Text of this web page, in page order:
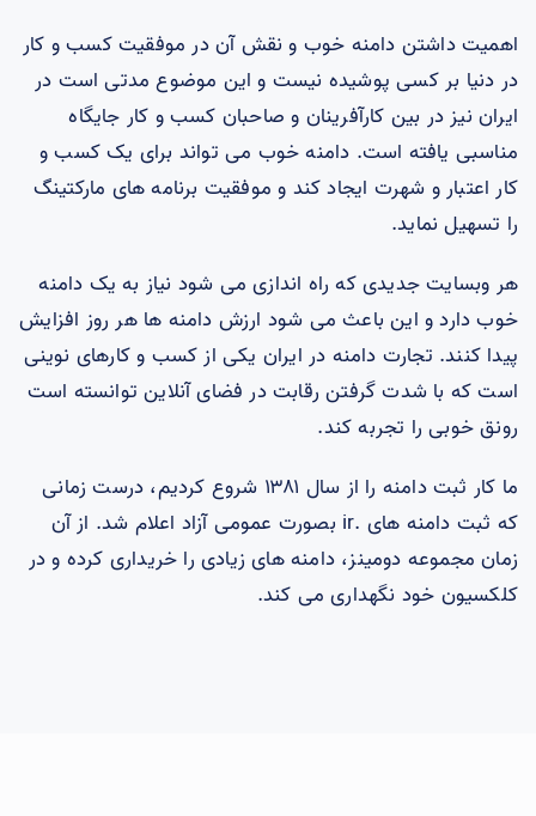
اهمیت داشتن دامنه خوب و نقش آن در موفقیت کسب و کار
در دنیا بر کسی پوشیده نیست و این موضوع مدتی است در
ایران نیز در بین کارآفرینان و صاحبان کسب و کار جایگاه
مناسبی یافته است. دامنه خوب می تواند برای یک کسب و
کار اعتبار و شهرت ایجاد کند و موفقیت برنامه های مارکتینگ
را تسهیل نماید.
هر وبسایت جدیدی که راه اندازی می شود نیاز به یک دامنه
خوب دارد و این باعث می شود ارزش دامنه ها هر روز افزایش
پیدا کنند. تجارت دامنه در ایران یکی از کسب و کارهای نوینی
است که با شدت گرفتن رقابت در فضای آنلاین توانسته است
رونق خوبی را تجربه کند.
ما کار ثبت دامنه را از سال ۱۳۸۱ شروع کردیم، درست زمانی
که ثبت دامنه های .ir بصورت عمومی آزاد اعلام شد. از آن
زمان مجموعه دومینز، دامنه های زیادی را خریداری کرده و در
کلکسیون خود نگهداری می کند.